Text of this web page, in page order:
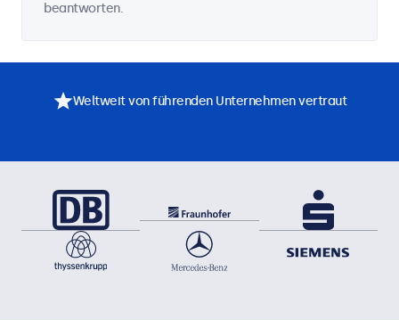
beantworten.
Weltweit von führenden Unternehmen vertraut